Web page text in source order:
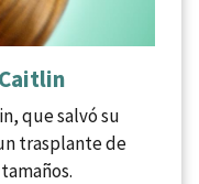
que salvó su
trasplante de